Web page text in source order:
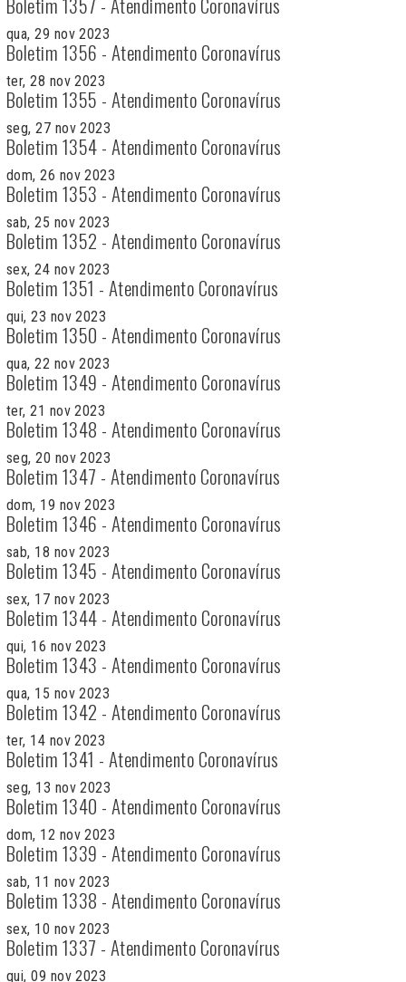
qua, 29 nov 2023
Boletim 1356 - Atendimento Coronavírus
ter, 28 nov 2023
Boletim 1355 - Atendimento Coronavírus
seg, 27 nov 2023
Boletim 1354 - Atendimento Coronavírus
dom, 26 nov 2023
Boletim 1353 - Atendimento Coronavírus
sab, 25 nov 2023
Boletim 1352 - Atendimento Coronavírus
sex, 24 nov 2023
Boletim 1351 - Atendimento Coronavírus
qui, 23 nov 2023
Boletim 1350 - Atendimento Coronavírus
qua, 22 nov 2023
Boletim 1349 - Atendimento Coronavírus
ter, 21 nov 2023
Boletim 1348 - Atendimento Coronavírus
seg, 20 nov 2023
Boletim 1347 - Atendimento Coronavírus
dom, 19 nov 2023
Boletim 1346 - Atendimento Coronavírus
sab, 18 nov 2023
Boletim 1345 - Atendimento Coronavírus
sex, 17 nov 2023
Boletim 1344 - Atendimento Coronavírus
qui, 16 nov 2023
Boletim 1343 - Atendimento Coronavírus
qua, 15 nov 2023
Boletim 1342 - Atendimento Coronavírus
ter, 14 nov 2023
Boletim 1341 - Atendimento Coronavírus
seg, 13 nov 2023
Boletim 1340 - Atendimento Coronavírus
dom, 12 nov 2023
Boletim 1339 - Atendimento Coronavírus
sab, 11 nov 2023
Boletim 1338 - Atendimento Coronavírus
sex, 10 nov 2023
Boletim 1337 - Atendimento Coronavírus
qui, 09 nov 2023